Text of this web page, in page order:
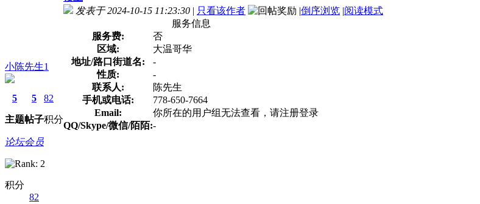
小陈先生1
5
主题
5
帖子
82
积分
论坛会员
积分
82
发表于 2024-10-15 11:23:30 | 只看该作者 |倒序浏览 |阅读模式
服务信息
服务费:
否
区域:
大温哥华
地址/路口街道名:
-
性质:
-
联系人:
陈先生
手机或电话:
778-650-7664
Email:
你所在的用户组无法查看，请注册登录
QQ/Skype/微信/陌陌:-